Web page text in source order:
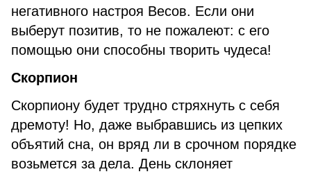
негативного настроя Весов. Если они
выберут позитив, то не пожалеют: с его
помощью они способны творить чудеса!
Скорпион
Скорпиону будет трудно стряхнуть с себя
дремоту! Но, даже выбравшись из цепких
объятий сна, он вряд ли в срочном порядке
возьмется за дела. День склоняет